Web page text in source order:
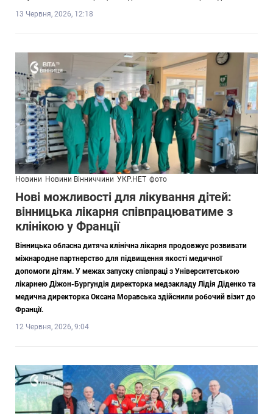
13 Червня, 2026, 12:18
Новини Новини Вінниччини УКР.НЕТ фото
Нові можливості для лікування дітей:
вінницька лікарня співпрацюватиме з
клінікою у Франції
Вінницька обласна дитяча клінічна лікарня продовжує розвивати
міжнародне партнерство для підвищення якості медичної
допомоги дітям. У межах запуску співпраці з Університетською
лікарнею Діжон-Бургундія директорка медзакладу Лідія Діденко та
медична директорка Оксана Моравська здійснили робочий візит до
Франції.
12 Червня, 2026, 9:04